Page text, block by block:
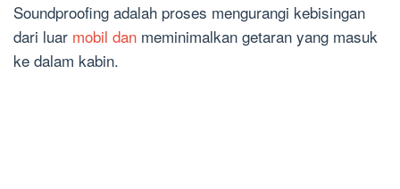
Soundproofing adalah proses mengurangi kebisingan
dari luar mobil dan meminimalkan getaran yang masuk
ke dalam kabin.